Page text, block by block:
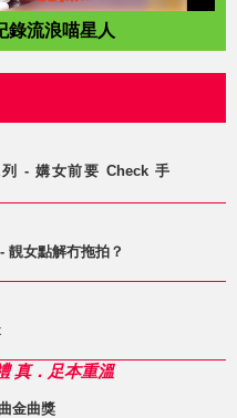
錄流浪喵星人
- 媾女前要 Check 手
靚女點解冇拖拍？
真．足本重溫
金曲獎